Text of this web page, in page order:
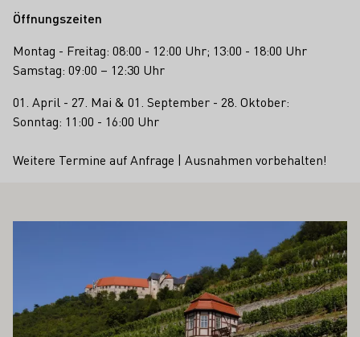
Öffnungszeiten
Montag - Freitag: 08:00 - 12:00 Uhr; 13:00 - 18:00 Uhr
Samstag: 09:00 – 12:30 Uhr
01. April - 27. Mai & 01. September - 28. Oktober:
Sonntag: 11:00 - 16:00 Uhr
Weitere Termine auf Anfrage | Ausnahmen vorbehalten!
INTERESSIEREN